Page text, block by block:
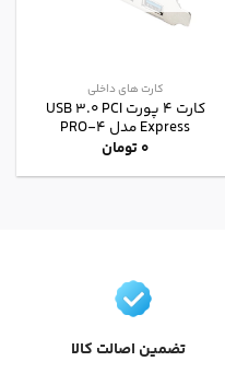
کارت های داخلی
کارت ۴ پورت USB 3.0 PCI
Express مدل PRO-4
0تومان
تضمین اصالت کالا